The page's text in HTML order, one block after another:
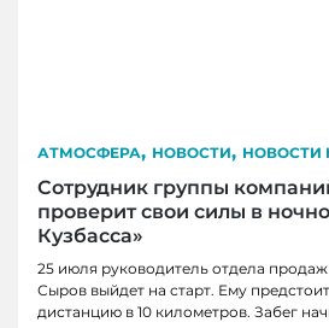
АТМОСФЕРА, НОВОСТИ, НОВОСТИ
Сотрудник группы
проверит свои силы в
Кузбасса»
25 июля руководитель отдела
Сыров выйдет на старт. Ему
дистанцию в 10 километров. Забег